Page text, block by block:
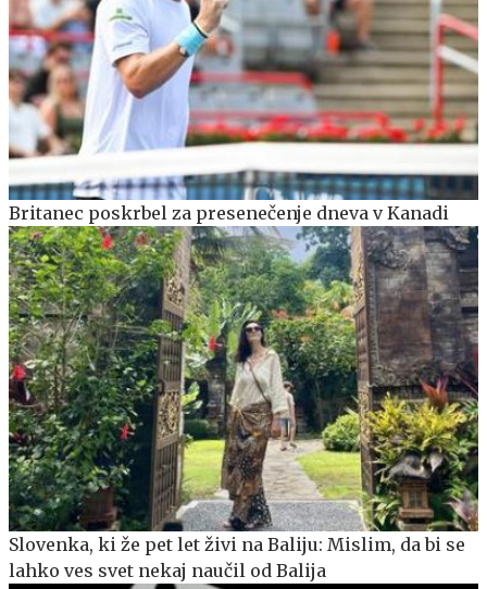
Britanec poskrbel za presenečenje dneva v Kanadi
Slovenka, ki že pet let živi na Baliju: Mislim, da bi se
lahko ves svet nekaj naučil od Balija